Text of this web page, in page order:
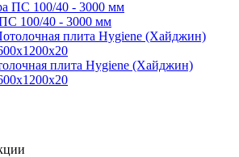
100/40 - 3000 мм
плита Hygiene (Хайджин)